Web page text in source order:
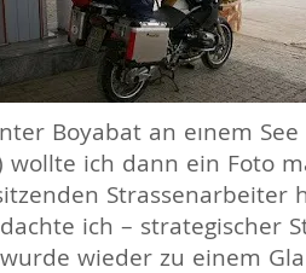
Boyabat an eınem
wollte ich dann ein Foto
Strassenarbeiter
ich – strategischer
wieder zu einem